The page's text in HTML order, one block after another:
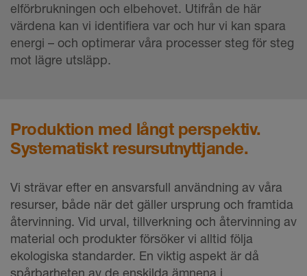
elförbrukningen och elbehovet. Utifrån de här
värdena kan vi identifiera var och hur vi kan spara
energi – och optimerar våra processer steg för steg
mot lägre utsläpp.
Produktion med långt perspektiv.
Systematiskt resursutnyttjande.
Vi strävar efter en ansvarsfull användning av våra
resurser, både när det gäller ursprung och framtida
återvinning. Vid urval, tillverkning och återvinning av
material och produkter försöker vi alltid följa
ekologiska standarder. En viktig aspekt är då
spårbarheten av de enskilda ämnena i